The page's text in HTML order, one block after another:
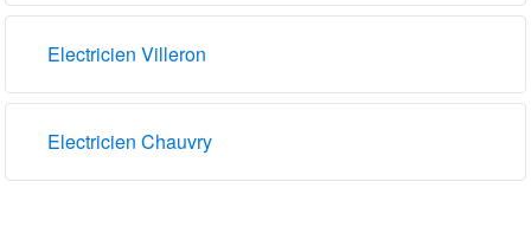
Electricien Villeron
Electricien Chauvry